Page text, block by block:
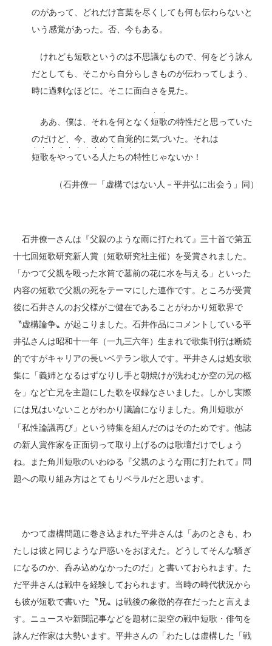
のがあって、どれだけ言葉を尽くしても何も伝わらないと
いう感覚があった。否、今もある。
けれども短歌というのは不思議なもので、何をどう詠ん
だとしても、そこから自分らしきものが伝わってしまう、
時に過剰なほどに。そこに面白さを見た。
ああ、僕は、それを何となく短歌
・ ・
の特性だと思っていた
のだけど、今、改めて自覚的に気づいた。それは
短歌をやっている人たちの
・ ・ ・ ・ ・ ・ ・ ・ ・ ・ ・ ・
特性じゃないか！
（石井僚一「虚構ではない人－平井弘に出会う」同）
石井僚一さんは『父親のような雨に打たれて』三十首で第五
十七回短歌研究新人賞（短歌研究社主催）を受賞されました。
「かつて父親を殴った水筒で墓前の花に水を与える」といった
内容の短歌で父親の死をテーマにした連作です。ところが受賞
後に石井さんのお父様がご健在であることがわかり短歌界で
〝虚構論争〟が起こりました。石井作品にコメントしている平
井弘さんは昭和十一年（一九三六年）生まれで歌集刊行は断続
的ですがキャリアの長いベテラン歌人です。平井さんは処女歌
集に「義姉となるはずなりし手と朝焼けが洗わむか空の兄の柩
を」など亡兄を主題にした歌を収録なさいました。しかし実際
には兄はいないことがわかり議論になりました。角川短歌が
「私性論議再び
・ ・
」という特集を組んだのはそのためです。他誌
の新人賞作家を正面切って取り上げるのは歌壇だけでしょう
ね。また角川短歌のいわゆる『父親のような雨に打たれて』問
題への取り組み方はとてもリベラルだと思います。
かつて虚構問題に巻き込まれた平井さんは「あのときも、わ
たしは彼と同じような戸惑いをおぼえた。どうしてそんな騒ぎ
になるのか、呑み込めなかったのだ」と書いておられます。た
だ平井さんは戦中を経験しておられます。当時の時代状況から
も彼が短歌で書いた〝兄〟は戦後の象徴的存在だったと言えま
す。ニュースや新聞記事などを題材に架空の戦中短歌・俳句を
詠んだ作家は大勢います。平井さんの「わたしは虚構した「戦